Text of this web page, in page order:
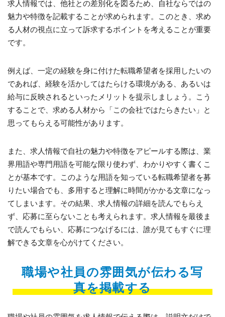
求人情報では、他社との差別化を図るため、自社ならではの
魅力や特徴を記載することが求められます。このとき、求め
る人材の視点に立って訴求するポイントを考えることが重要
です。
例えば、一定の経験を身に付けた転職希望者を採用したいの
であれば、経験を活かしてはたらける環境がある、あるいは
給与に反映されるといったメリットを提示しましょう。こう
することで、求める人材から「この会社ではたらきたい」と
思ってもらえる可能性があります。
また、求人情報で自社の魅力や特徴をアピールする際は、業
界用語や専門用語を可能な限り使わず、わかりやすく書くこ
とが基本です。このような用語を知っている転職希望者を募
りたい場合でも、多用すると理解に時間がかかる文章になっ
てしまいます。その結果、求人情報の詳細を読んでもらえ
ず、応募に至らないことも考えられます。求人情報を最後ま
で読んでもらい、応募につなげるには、誰が見てもすぐに理
解できる文章を心がけてください。
職場や社員の雰囲気が伝わる写
真を掲載する